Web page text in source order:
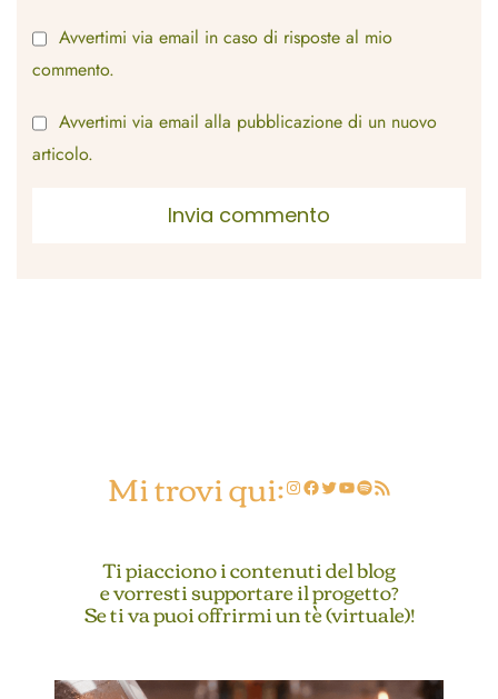
Avvertimi via email in caso di risposte al mio
commento.
Avvertimi via email alla pubblicazione di un nuovo
articolo.
Mi trovi qui:InstagramFacebookTwitter YouTube Spotify Feed RSS
Ti piacciono i contenuti del blog
e vorresti supportare il progetto?
Se ti va puoi offrirmi un tè (virtuale)!